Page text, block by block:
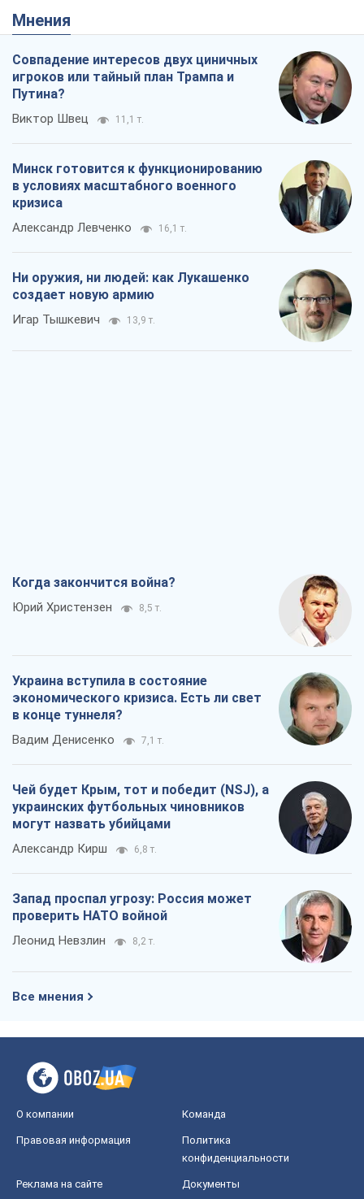
Мнения
Совпадение интересов двух циничных
игроков или тайный план Трампа и
Путина?
Виктор Швец 11,1 т.
Минск готовится к функционированию
в условиях масштабного военного
кризиса
Александр Левченко 16,1 т.
Ни оружия, ни людей: как Лукашенко
создает новую армию
Игар Тышкевич 13,9 т.
Когда закончится война?
Юрий Христензен 8,5 т.
Украина вступила в состояние
экономического кризиса. Есть ли свет
в конце туннеля?
Вадим Денисенко 7,1 т.
Чей будет Крым, тот и победит (NSJ), а
украинских футбольных чиновников
могут назвать убийцами
Александр Кирш 6,8 т.
Запад проспал угрозу: Россия может
проверить НАТО войной
Леонид Невзлин 8,2 т.
Все мнения
О компании Команда
Правовая информация
Политика
конфиденциальности
Реклама на сайте Документы